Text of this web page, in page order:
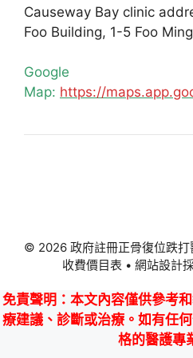
Causeway Bay clinic
Foo Building, 1-5 Foo
Google
Map: https://
© 2026 政府註冊正骨復位跌
收費價目表 • 網站設計
免責聲明 ：本文內容僅供參考
療建議、診斷或治療。如有任
格的醫護專